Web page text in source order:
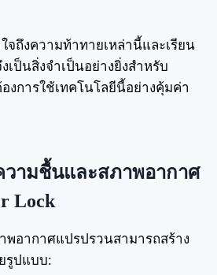
จถึงความท้าทายเหล่านี้และเรียน
เป็นสิ่งจำเป็นอย่างยิ่งสำหรับ
งการใช้เทคโนโลยีนี้อย่างคุ้มค่า
ามชื้นและสภาพอากาศ
Lock
อากาศแปรปรวนสามารถสร้าง
รูปแบบ: